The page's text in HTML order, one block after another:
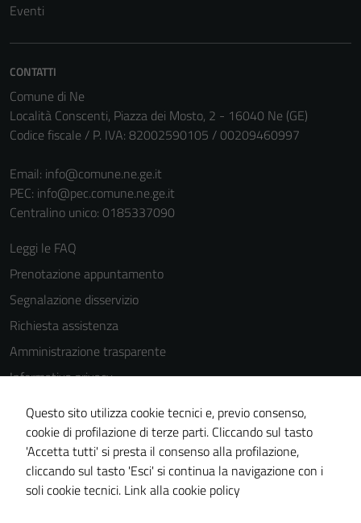
Eventi
CONTATTI
Comune di Ne
Località Conscenti, Piazza dei Mosto, 2 - 16040 Ne (GE)
Codice fiscale / P. IVA: 82002590105 / 00209460997
Email: info@comune.ne.ge.it
PEC: info@pec.comune.ne.ge.it
Centralino unico: 0185337090
Leggi le FAQ
Prenotazione appuntamento
Segnalazione disservizio
Richiesta assistenza
Amministrazione trasparente
Informativa privacy
Cookie Policy
Note legali
Dichiarazione di accessibilità
Piano di miglioramento del sito
Questo sito utilizza cookie tecnici e, previo consenso,
cookie di profilazione di terze parti. Cliccando sul tasto
'Accetta tutti' si presta il consenso alla profilazione,
cliccando sul tasto 'Esci' si continua la navigazione con i
soli cookie tecnici. Link alla cookie policy